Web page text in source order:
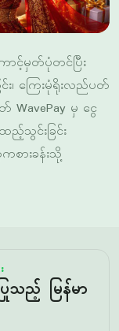
င့်မှတ်ပုံတင်ပြီး
၊ ကြေးမုံရိုးလည်ပတ်
မှ ငွေ
ည့်သွင်းခြင်း
စားခန်းသို့
စ်အတွင်း